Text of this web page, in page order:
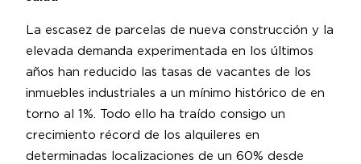
La escasez de parcelas de nueva construcción y la
elevada demanda experimentada en los últimos
años han reducido las tasas de vacantes de los
inmuebles industriales a un mínimo histórico de en
torno al 1%. Todo ello ha traído consigo un
crecimiento récord de los alquileres en
determinadas localizaciones de un 60% desde